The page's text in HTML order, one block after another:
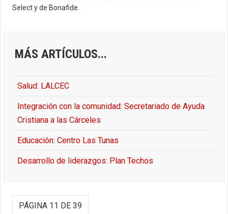
Select y de Bonafide.
MÁS ARTÍCULOS...
Salud: LALCEC
Integración con la comunidad: Secretariado de Ayuda
Cristiana a las Cárceles
Educación: Centro Las Tunas
Desarrollo de liderazgos: Plan Techos
PÁGINA 11 DE 39